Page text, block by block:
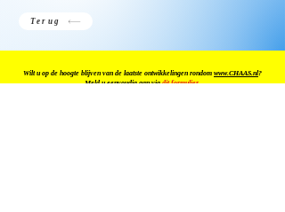
Terug
Wilt u op de hoogte blijven van de laatste ontwikkelingen rondom www.CHAAS.nl?
Meld u eenvoudig aan viadit formulier.